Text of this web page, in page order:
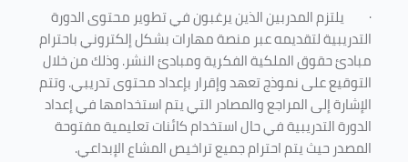
· يلتزم المدربين الذين يرغبون في تطوير محتوى الدورة
التدريبية لتقديمه عبر منصة مهارات بشكل إلكتروني باحترام
مبادئ حقوق الملكية الفكرية ومبادئ النشر. وذلك من خلال
التوقيع على نموذج تعهد وإقرار بإعداد محتوى تدريبي. وتتم
الإشارة إلى المراجع والمصادر التي يتم استخدامها في إعداد
الدورة التدريبية في حال استخدام كائنات تعليمية مفتوحة
المصدر حيث يتم احترام جميع تراخيص المشاع الإبداعي.